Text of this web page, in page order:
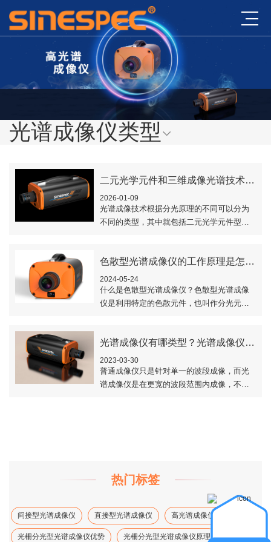
光谱成像仪类型
二元光学元件和三维成像光谱技术怎么理解？
2026-01-09
光谱成像技术根据分光原理的不同可以分为
不同的类型，其中就包括二元光学元件型和
色散型光谱成像仪的工作原理是怎样的？
2024-05-24
什么是色散型光谱成像仪？色散型光谱成像
仪是利用特定的色散元件，也叫作分光元
那么，色散型..
光谱成像仪有哪类型？光谱成像仪的类型划分
2023-03-30
​普通成像仪只是针对单一的波段成像，而光
谱成像仪是在更宽的波段范围内成像，不仅
热门标签
间接型光谱成像仪 直接型光谱成像仪 高光谱成像仪光谱分辨率
光柵分光型光谱成像仪优势 光柵分光型光谱成像仪原理